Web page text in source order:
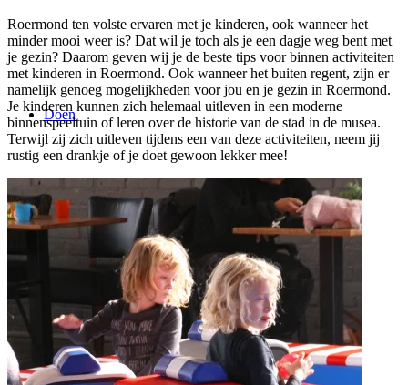
Doen
Roermond ten volste ervaren met je kinderen, ook wanneer het
minder mooi weer is? Dat wil je toch als je een dagje weg bent met
je gezin? Daarom geven wij je de beste tips voor binnen activiteiten
met kinderen in Roermond. Ook wanneer het buiten regent, zijn er
namelijk genoeg mogelijkheden voor jou en je gezin in Roermond.
Je kinderen kunnen zich helemaal uitleven in een moderne
binnenspeeltuin of leren over de historie van de stad in de musea.
Terwijl zij zich uitleven tijdens een van deze activiteiten, neem jij
rustig een drankje of je doet gewoon lekker mee!